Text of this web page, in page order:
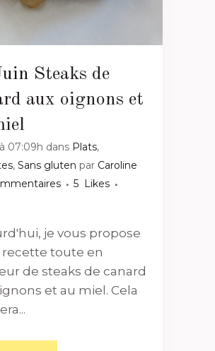
Steaks de
aux oignons et
07:09h dans Plats,
, Sans gluten par Caroline
5 Likes
je vous propose
toute en
de steaks de canard
et au miel. Cela